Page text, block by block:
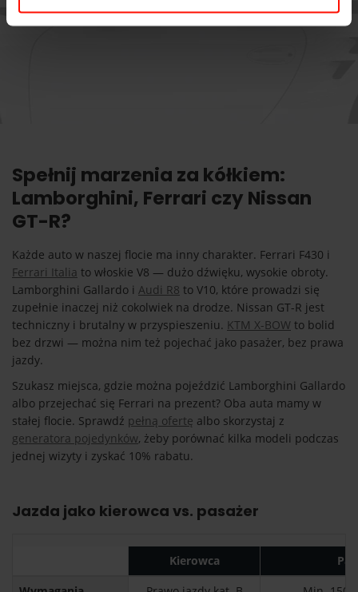
Spełnij marzenia za kółkiem:
Lamborghini, Ferrari czy Nissan
GT-R?
Każde auto w naszej flocie ma inny charakter. Ferrari F430 i
Ferrari Italia to włoskie V8 — dużo dźwięku, wysokie obroty.
Lamborghini Gallardo i Audi R8 to V10, które prowadzi się
zupełnie inaczej niż cokolwiek na drodze. Nissan GT-R jest
techniczny i brutalny w przyspieszeniu. KTM X-BOW to bolid
bez drzwi — można nim też pojechać jako pasażer, bez prawa
jazdy.
Szukasz miejsca, gdzie można pojeździć Lamborghini Gallardo
albo przejechać się Ferrari na prezent? Oba auta mamy w
stałej flocie. Sprawdź pełną ofertę albo skorzystaj z
generatora pojedynków, żeby porównać kilka modeli podczas
jednej wizyty i zyskać 10% rabatu.
Jazda jako kierowca vs. pasażer
Kierowca